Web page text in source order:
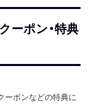
以上の旅行で最大5000ポイ
付与など
ツアー：最大5万円オフク
ーポン・特典
ーポンなどの特典に